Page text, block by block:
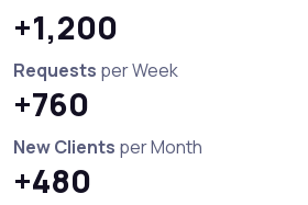
+1,200
Requests per Week
+760
New Clients per Month
+480